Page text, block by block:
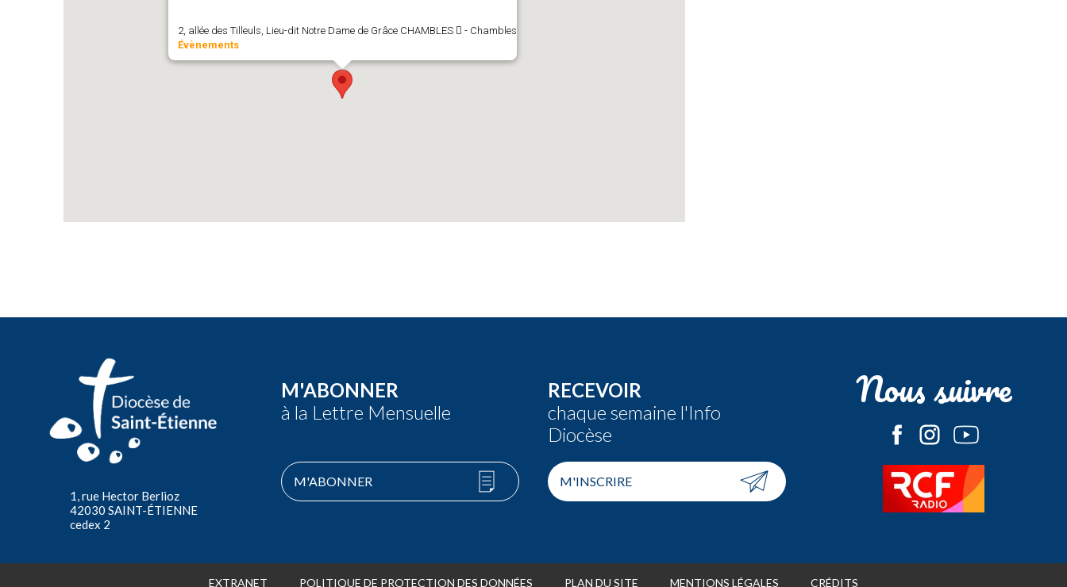
2, allée des Tilleuls, Lieu-dit Notre Dame de Grâce CHAMBLES  - Chambles
Évènements
1, rue Hector Berlioz
42030 SAINT-ÉTIENNE
cedex 2
M'ABONNER
à la Lettre Mensuelle
M'ABONNER
RECEVOIR
chaque semaine l'Info
Diocèse
M'INSCRIRE
Nous suivre
EXTRANET POLITIQUE DE PROTECTION DES DONNÉES PLAN DU SITE MENTIONS LÉGALES CRÉDITS